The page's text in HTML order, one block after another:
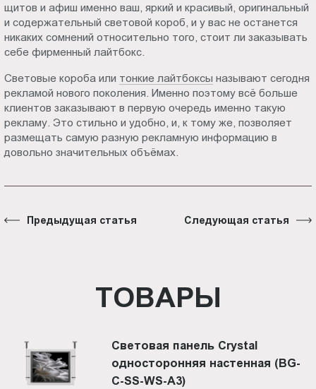
щитов и афиш именно ваш, яркий и красивый, оригинальный
и содержательный световой короб, и у вас не останется
никаких сомнений относительно того, стоит ли заказывать
себе фирменный лайтбокс.
Световые короба или тонкие лайтбоксы называют сегодня
рекламой нового поколения. Именно поэтому всё больше
клиентов заказывают в первую очередь именно такую
рекламу. Это стильно и удобно, и, к тому же, позволяет
размещать самую разную рекламную информацию в
довольно значительных объёмах.
Предыдущая статья Следующая статья
ТОВАРЫ
Световая панель Crystal
односторонняя настенная (BG-
C-SS-WS-A3)